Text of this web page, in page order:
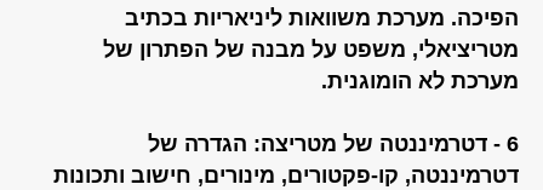
הפיכה. מערכת משוואות ליניאריות בכתיב
מטריציאלי, משפט על מבנה של הפתרון של
מערכת לא הומוגנית.
6 - דטרמיננטה של מטריצה: הגדרה של
דטרמיננטה, קו-פקטורים, מינורים, חישוב ותכונות